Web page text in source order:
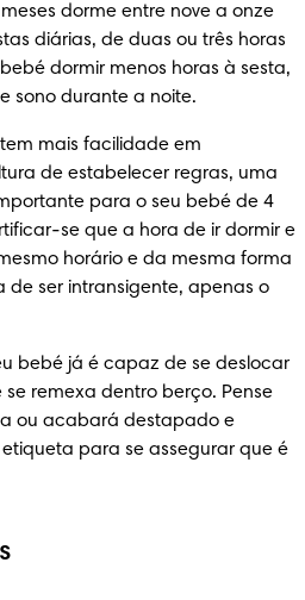
dorme entre nove a onze
diárias, de duas ou três horas
dormir menos horas à sesta,
sono durante a noite.
mais facilidade em
de estabelecer regras, uma
para o seu bebé de 4
se que a hora de ir dormir e
horário e da mesma forma
de ser intransigente, apenas o
bebé já é capaz de se deslocar
remexa dentro berço. Pense
ou acabará destapado e
para se assegurar que é